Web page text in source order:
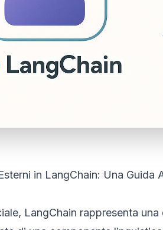
in LangChain: Una Guida
LangChain rappresenta